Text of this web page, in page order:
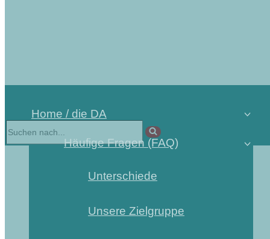
Home / die DA
Häufige Fragen (FAQ)
Unterschiede
Unsere Zielgruppe